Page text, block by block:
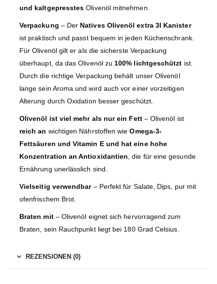
und kaltgepresstes Olivenöl mitnehmen.
Verpackung – Der Natives Olivenöl extra 3l Kanister
ist praktisch und passt bequem in jeden Küchenschrank.
Für Olivenöl gilt er als die sicherste Verpackung
überhaupt, da das Olivenöl zu100% lichtgeschützt ist.
Durch die richtige Verpackung behält unser Olivenöl
lange sein Aroma und wird auch vor einer vorzeitigen
Alterung durch Oxidation besser geschützt.
Olivenöl ist viel mehr als nur ein Fett– Olivenöl ist
reich an wichtigen Nährstoffen wieOmega-3-
Fettsäuren und Vitamin E und hat eine hohe
Konzentration an Antioxidantien, die für eine gesunde
Ernährung unerlässlich sind.
Vielseitig verwendbar– Perfekt für Salate, Dips, pur mit
ofenfrischem Brot.
Braten mit – Olivenöl eignet sich hervorragend zum
Braten, sein Rauchpunkt liegt bei 180 Grad Celsius.
REZENSIONEN (0)